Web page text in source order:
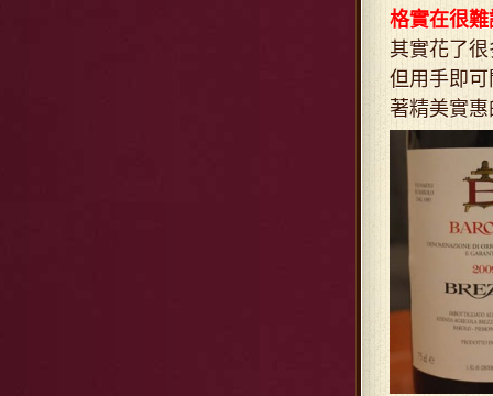
格實在很
其實花了
但用手即
著精美實